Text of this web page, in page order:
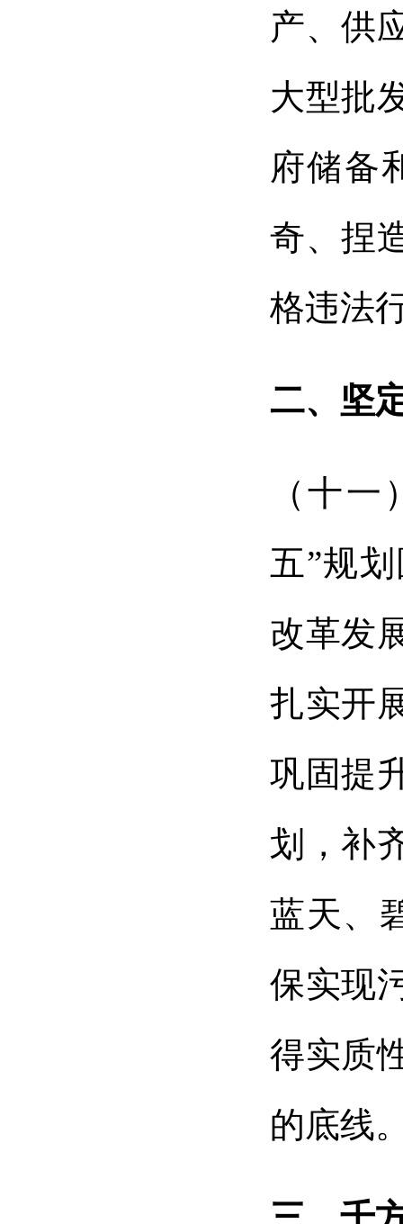
产、供
大型批
府储备
奇、捏
格违法
二、坚
（十
五”规
改革发
扎实开
巩固提
划，补
蓝天、
保实现
得实质
的底线